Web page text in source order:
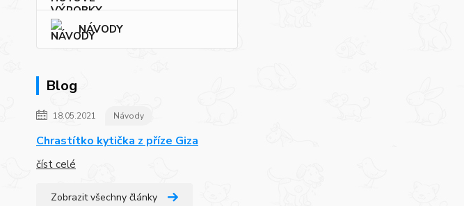
NÁVODY
Blog
18.05.2021 Návody
Chrastítko kytička z příze Giza
číst celé
Zobrazit všechny články